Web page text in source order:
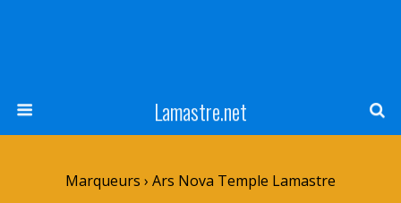
Lamastre.net
Marqueurs › Ars Nova Temple Lamastre